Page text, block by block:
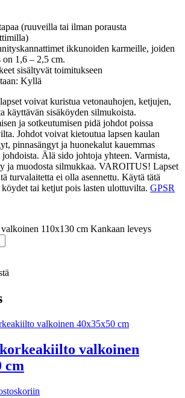
(ruuveilla tai ilman porausta
ikkunoiden karmeille, joiden
on 1,6 – 2,5 cm.
sisältyvät toimitukseen
Kyllä
voivat kuristua vetonauhojen, ketjujen,
käyttävän sisäköyden silmukoista.
ja sotkeutumisen pidä johdot poissa
Johdot voivat kietoutua lapsen kaulan
pinnasängyt ja huonekalut kauemmas
Älä sido johtoja yhteen. Varmista,
ja muodosta silmukkaa. VAROITUS! Lapset
turvalaitetta ei olla asennettu. Käytä tätä
tai ketjut pois lasten ulottuvilta. GPSR
110x130 cm Kankaan leveys
valkoinen
cm